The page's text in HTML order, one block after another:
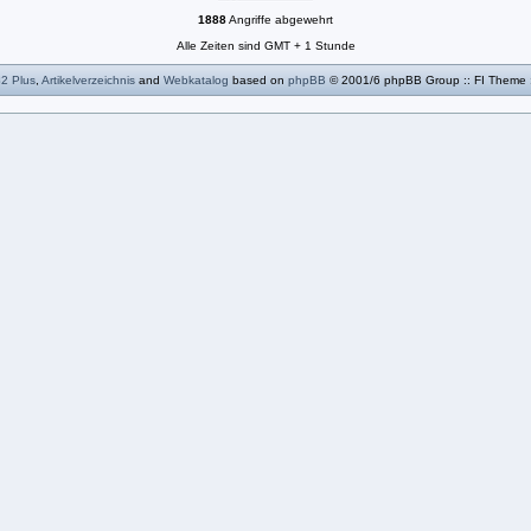
1888Angriffe abgewehrt
Alle Zeiten sind GMT + 1 Stunde
Plus Artikelverzeichnis and Webkatalog based on phpBB © 2001/6 phpBB Group :: FI Theme